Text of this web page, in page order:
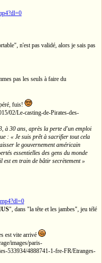
n'est pas validé, alors je sais pas
pas les seuls à faire du
fuis!
à 30 ans, après la perte d'un emploi
: « Je suis prêt à sacrifier tout cela
le gouvernement américain
essentielles des gens du monde
est en train de bâtir secrètement »
", dans "la tête et les jambes", jeu télé
est vite arrivé